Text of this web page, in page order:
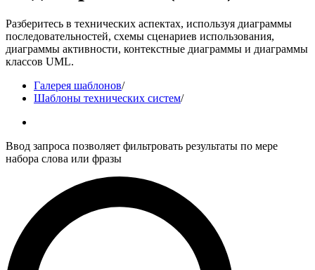
Разберитесь в технических аспектах, используя диаграммы
последовательностей, схемы сценариев использования,
диаграммы активности, контекстные диаграммы и диаграммы
классов UML.
Галерея шаблонов/
Шаблоны технических систем/
Ввод запроса позволяет фильтровать результаты по мере
набора слова или фразы